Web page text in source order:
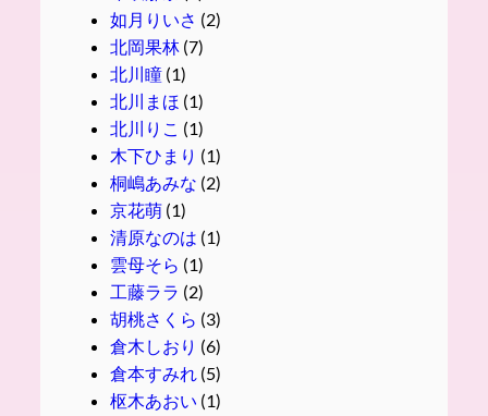
如月りいさ (2)
北岡果林 (7)
北川瞳(1)
北川まほ (1)
北川りこ (1)
木下ひまり (1)
桐嶋あみな (2)
京花萌(1)
清原なのは (1)
雲母そら (1)
工藤ララ (2)
胡桃さくら (3)
倉木しおり (6)
倉本すみれ (5)
枢木あおい (1)